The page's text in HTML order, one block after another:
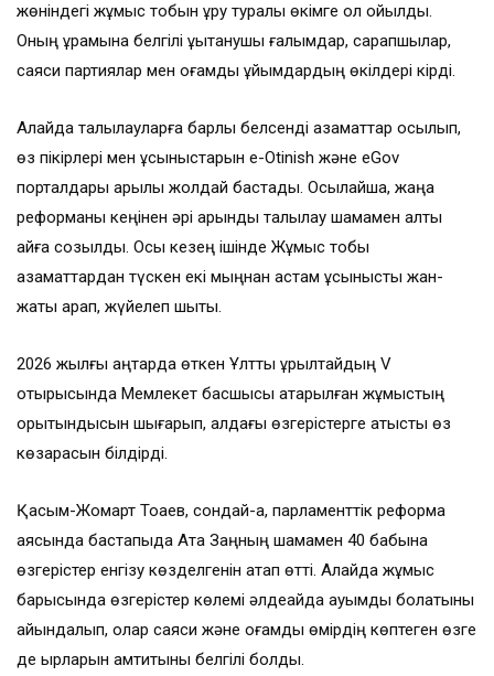
жөніндегі жұмыс тобын құру туралы өкімге қол қойылды.
Оның құрамына белгілі құқықтанушы ғалымдар, сарапшылар,
саяси партиялар мен қоғамдық ұйымдардың өкілдері кірді.
Алайда талқылауларға барлық белсенді азаматтар қосылып,
өз пікірлері мен ұсыныстарын e-Otinish және eGov
порталдары арқылы жолдай бастады. Осылайша, жаңа
реформаны кеңінен әрі қарқынды талқылау шамамен алты
айға созылды. Осы кезең ішінде Жұмыс тобы
азаматтардан түскен екі мыңнан астам ұсынысты жан-
жақты қарап, жүйелеп шықты.
2026 жылғы қаңтарда өткен Ұлттық құрылтайдың V
отырысында Мемлекет басшысы атқарылған жұмыстың
қорытындысын шығарып, алдағы өзгерістерге қатысты өз
көзқарасын білдірді.
Қасым-Жомарт Тоқаев, сондай-ақ, парламенттік реформа
аясында бастапқыда Ата Заңның шамамен 40 бабына
өзгерістер енгізу көзделгенін атап өтті. Алайда жұмыс
барысында өзгерістер көлемі әлдеқайда ауқымды болатыны
айқындалып, олар саяси және қоғамдық өмірдің көптеген өзге
де қырларын қамтитыны белгілі болды.